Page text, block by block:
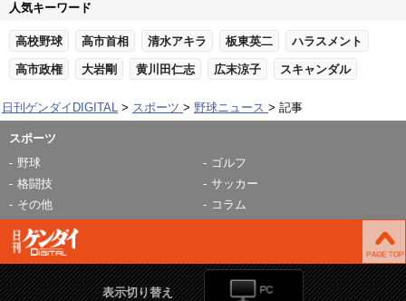
人気キーワード
高校野球 高市首相 清水アキラ 板東英二 ハラスメント
高市政権 大岩剛 黄川田仁志 広末涼子 スキャンダル
日刊ゲンダイDIGITAL スポーツ 野球ニュース 記事
スポーツ
野球
ゴルフ
格闘技
サッカー
その他
コラム
表示切り替え